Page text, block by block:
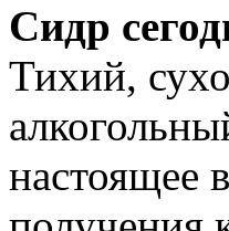
Сидр
Тихий,
настоящее